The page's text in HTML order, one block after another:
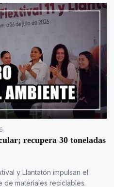
recupera 30 toneladas
y Llantatón impulsan el
de materiales reciclables.